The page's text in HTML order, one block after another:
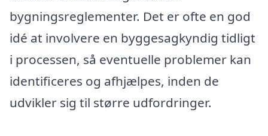
bygningsreglementer. Det er ofte en god
idé at involvere en byggesagkyndig tidligt
i processen, så eventuelle problemer kan
identificeres og afhjælpes, inden de
udvikler sig til større udfordringer.